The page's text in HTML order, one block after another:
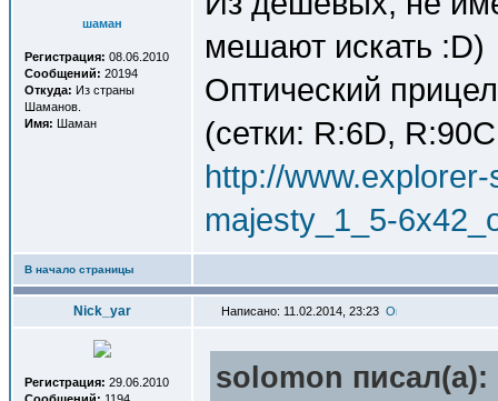
шаман
Регистрация: 08.06.2010
Сообщений: 20194
Откуда: Из страны
Шаманов.
Имя: Шаман
мешают искать :D)
Оптический
(сетки: R:6D,
http://
majesty_1_5-
В начало страницы
Nick_yar Написано: 11.02.2014, 23:23
Регистрация: 29.06.2010
solomon писал(a):